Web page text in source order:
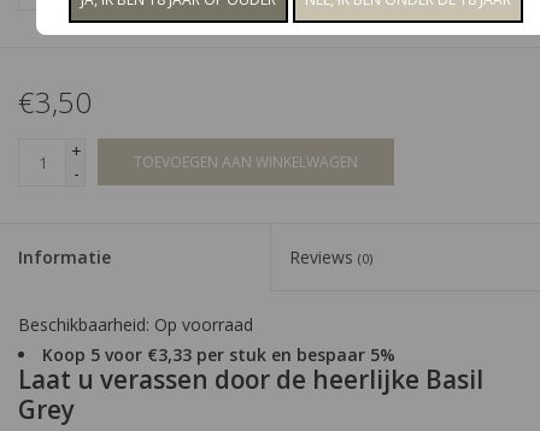
€3,50
+
-
TOEVOEGEN AAN WINKELWAGEN
Informatie Reviews (0)
Beschikbaarheid: Op voorraad
Koop 5 voor €3,33 per stuk en bespaar 5%
Laat u verassen door de heerlijke Basil
Grey